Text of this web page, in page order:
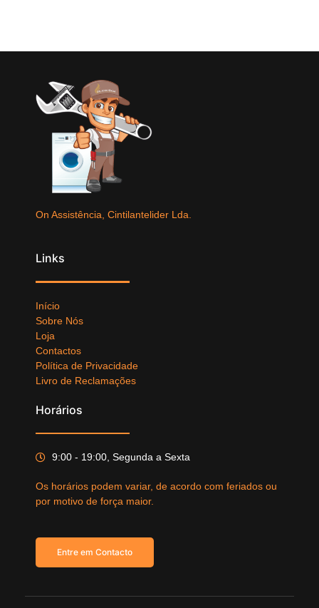
On Assistência, Cintilantelider Lda.
Links
Início
Sobre Nós
Loja
Contactos
Política de Privacidade
Livro de Reclamações
Horários
9:00 - 19:00, Segunda a Sexta
Os horários podem variar, de acordo com feriados ou
por motivo de força maior.
Entre em Contacto